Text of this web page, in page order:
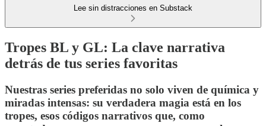
Lee sin distracciones en Substack
Tropes BL y GL: La clave narrativa
detrás de tus series favoritas
Nuestras series preferidas no solo viven de química y
miradas intensas: su verdadera magia está en los
tropes, esos códigos narrativos que, como